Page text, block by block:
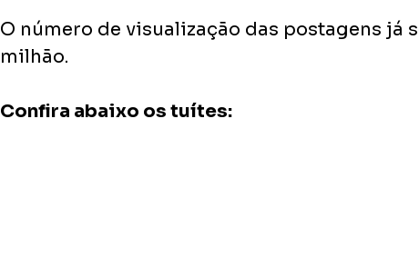
O número de visualização das postagens já
milhão.
Confira abaixo os tuítes: